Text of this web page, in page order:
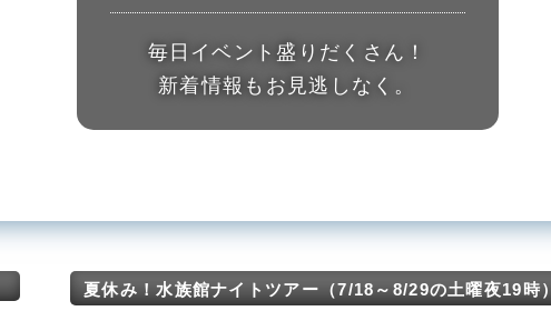
毎日イベント盛りだくさん！
新着情報もお見逃しなく。
夏休み！水族館ナイトツアー（7/18～8/29の土曜夜19時）